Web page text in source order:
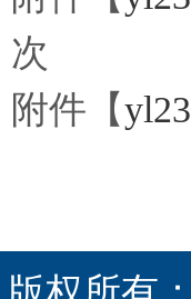
次
附件【